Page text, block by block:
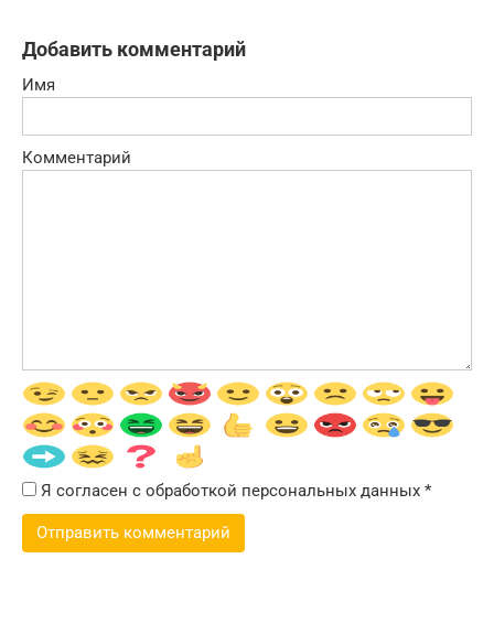
Добавить комментарий
Имя
Комментарий
Я согласен с обработкой персональных данных *